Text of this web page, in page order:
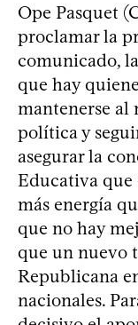
Ope Pasquet
proclamar la
comunicado,
que hay
mantenerse al
política y
asegurar la
Educativa que
más energía
que no hay
que un nuevo
Republicana
nacionales.